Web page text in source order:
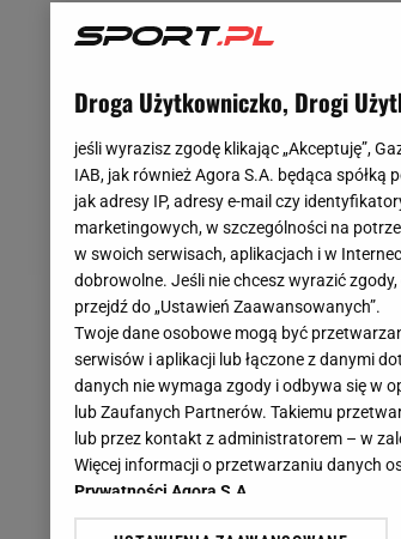
Droga Użytkowniczko, Drogi
jeśli wyrazisz zgodę klikając „Akceptuję”,
IAB, jak również Agora S.A. będąca
jak adresy IP, adresy e-mail czy
marketingowych, w szczególności na
w swoich serwisach, aplikacjach i w
dobrowolne. Jeśli nie chcesz wyrazić
przejdź do „Ustawień Zaawansowanych”.
Twoje dane osobowe mogą być
serwisów i aplikacji lub łączone z danymi
danych nie wymaga zgody i odbywa się w
lub Zaufanych Partnerów. Takiemu
lub przez kontakt z administratorem – w
Więcej informacji o przetwarzaniu danych
Prywatności Agora S.A.